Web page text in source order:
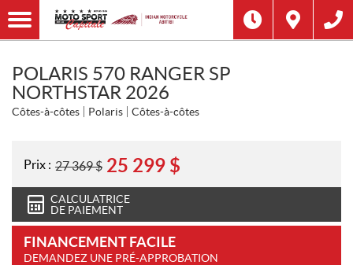
POLARIS 570 RANGER SP
NORTHSTAR 2026
Côtes-à-côtes Polaris Côtes-à-côtes
Prix : 27 369$ 25 299 $
CALCULATRICE
DE PAIEMENT
FINANCEMENT FACILE
DEMANDEZ UNE PRÉ-APPROBATION